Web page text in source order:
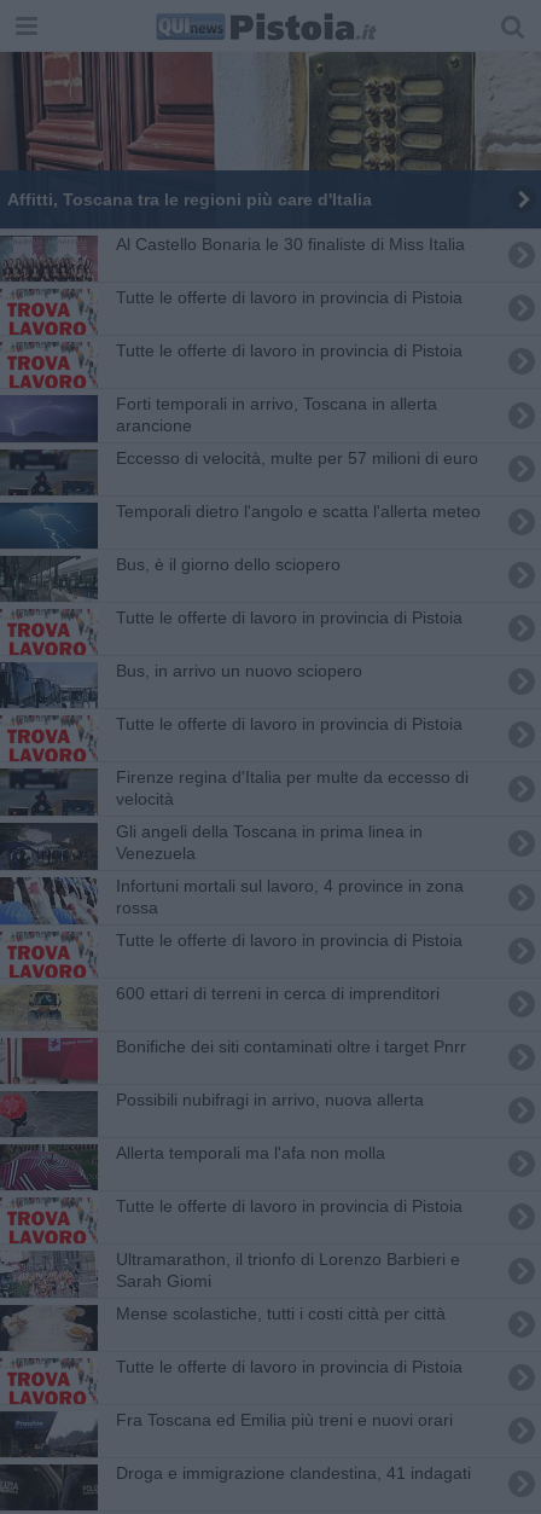
Affitti, Toscana tra le regioni più care d'Italia
Al Castello Bonaria le 30 finaliste di Miss Italia
​Tutte le offerte di lavoro in provincia di Pistoia
​Tutte le offerte di lavoro in provincia di Pistoia
Forti temporali in arrivo, Toscana in allerta
arancione
Eccesso di velocità, multe per 57 milioni di euro
Temporali dietro l'angolo e scatta l'allerta meteo
Bus, è il giorno dello sciopero
​Tutte le offerte di lavoro in provincia di Pistoia
Bus, in arrivo un nuovo sciopero
​Tutte le offerte di lavoro in provincia di Pistoia
Firenze regina d'Italia per multe da eccesso di
velocità
Gli angeli della Toscana in prima linea in
Venezuela
Infortuni mortali sul lavoro, 4 province in zona
rossa
​Tutte le offerte di lavoro in provincia di Pistoia
600 ettari di terreni in cerca di imprenditori
Bonifiche dei siti contaminati oltre i target Pnrr
Possibili nubifragi in arrivo, nuova allerta
Allerta temporali ma l'afa non molla
​Tutte le offerte di lavoro in provincia di Pistoia
Ultramarathon, il trionfo di Lorenzo Barbieri e
Sarah Giomi
Mense scolastiche, tutti i costi città per città
​Tutte le offerte di lavoro in provincia di Pistoia
Fra Toscana ed Emilia più treni e nuovi orari
Droga e immigrazione clandestina, 41 indagati